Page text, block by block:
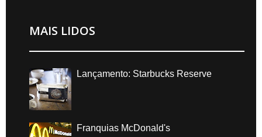
MAIS LIDOS
Lançamento: Starbucks Reserve
Franquias McDonald's